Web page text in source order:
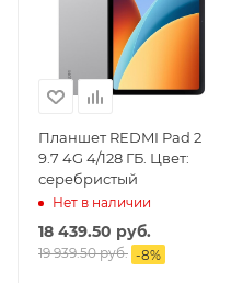
Планшет REDMI Pad 2
9.7 4G 4/128 ГБ. Цвет:
серебристый
Нет в наличии
18 439.50 руб.
19 939.50руб. -8%